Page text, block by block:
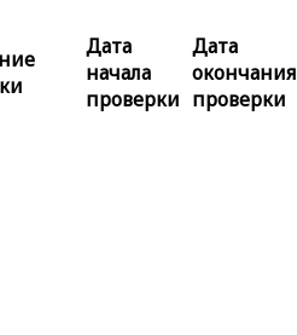
Дата
начала
проверки
Дата
окончания
проверки